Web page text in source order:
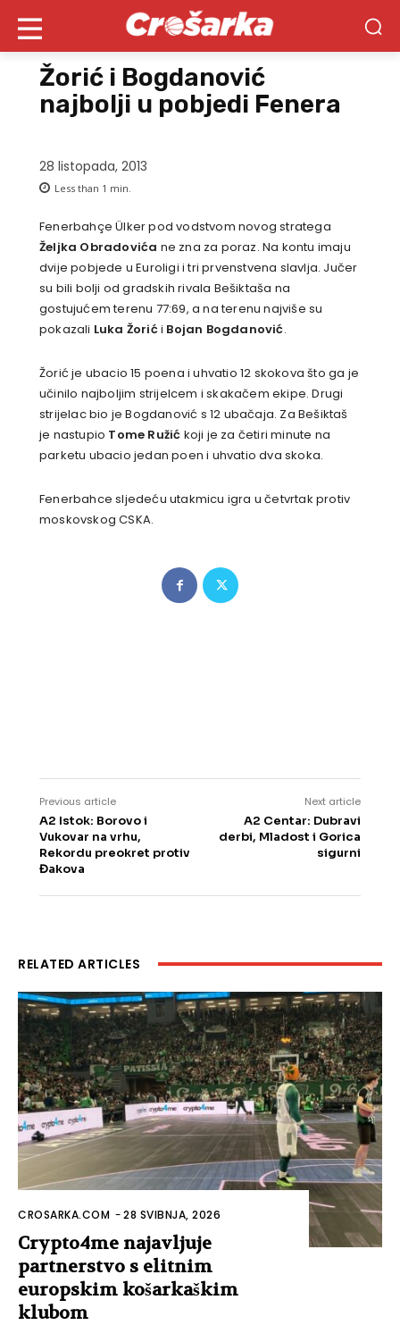
Žorić i Bogdanović
najbolji u pobjedi Fenera
28 listopada, 2013
Less than 1 min.
Fenerbahçe Ülker pod vodstvom novog stratega
Željka Obradovića ne zna za poraz. Na kontu imaju
dvije pobjede u Euroligi i tri prvenstvena slavlja. Jučer
su bili bolji od gradskih rivala Bešiktaša na
gostujućem terenu 77:69, a na terenu najviše su
pokazali Luka Žorići Bojan Bogdanović.
Žorić je ubacio 15 poena i uhvatio 12 skokova što ga je
učinilo najboljim strijelcem i skakačem ekipe. Drugi
strijelac bio je Bogdanović s 12 ubačaja. Za Bešiktaš
je nastupio Tome Ružić koji je za četiri minute na
parketu ubacio jedan poen i uhvatio dva skoka.
Fenerbahce sljedeću utakmicu igra u četvrtak protiv
moskovskog CSKA.
Previous article
A2 Istok: Borovo i
Vukovar na vrhu,
Rekordu preokret protiv
Đakova
Next article
A2 Centar: Dubravi
derbi, Mladost i Gorica
sigurni
RELATED ARTICLES
CROSARKA.COM -28 SVIBNJA, 2026
Crypto4me najavljuje
partnerstvo s elitnim
europskim košarkaškim
klubom